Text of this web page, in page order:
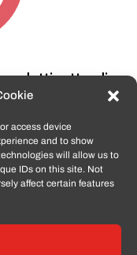
access device
and to show
will allow us to
IDs on this site. Not
affect certain features
attendi
n.1 in italia per
e certificati
HUAWEI,
altro